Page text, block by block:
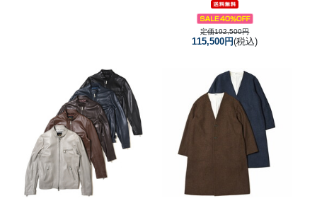
定価192,500円
115,500円(税込)